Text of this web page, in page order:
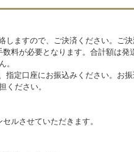
しますので、ご決済ください。ご
料が必要となります。合計額は発
。
指定口座にお振込みください。お
ください。
ルさせていただきます。